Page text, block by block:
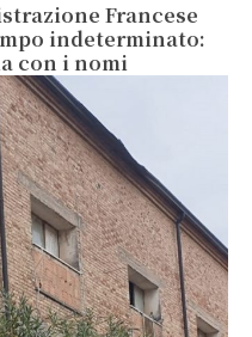
Francese
indeterminato:
con i nomi